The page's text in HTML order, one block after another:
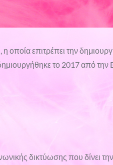
οποία επιτρέπει την
το 2017 από την
δικτύωσης που δίνει